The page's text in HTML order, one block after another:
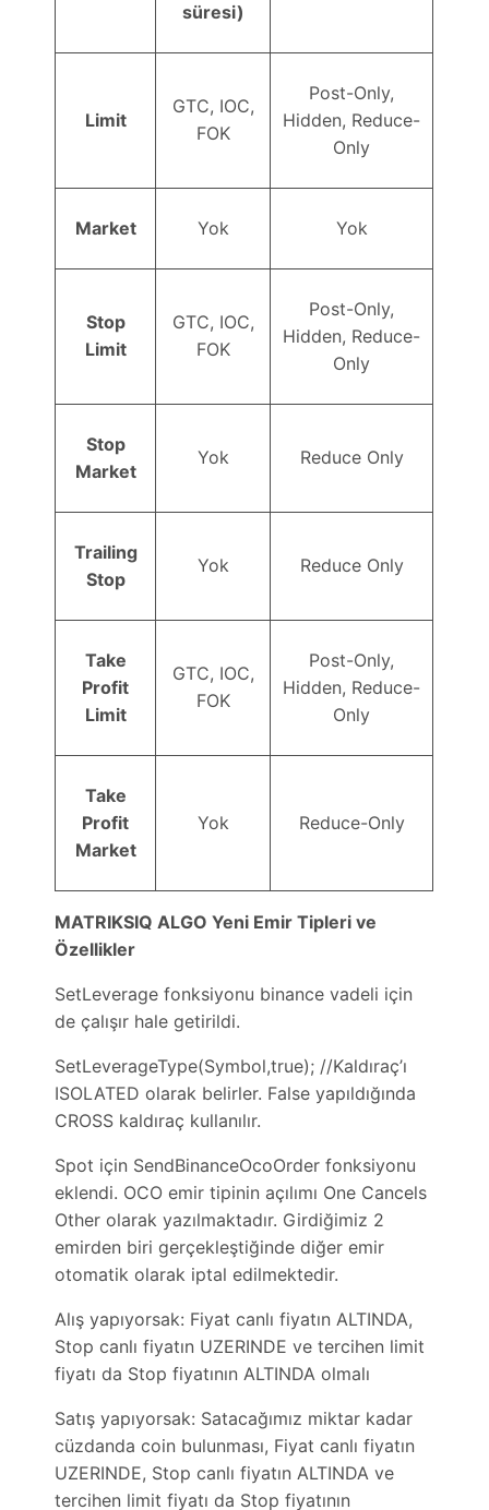
süresi)
Limit
GTC, IOC,
FOK
Post-Only,
Hidden, Reduce-
Only
Market Yok Yok
Stop
Limit
GTC, IOC,
FOK
Post-Only,
Hidden, Reduce-
Only
Stop
Market
Yok Reduce Only
Trailing
Stop
Yok Reduce Only
Take
Profit
Limit
GTC, IOC,
FOK
Post-Only,
Hidden, Reduce-
Only
Take
Profit
Market
Yok Reduce-Only
MATRIKSIQ ALGO Yeni Emir Tipleri ve
Özellikler
SetLeverage fonksiyonu binance vadeli için
de çalışır hale getirildi.
SetLeverageType(Symbol,true); //Kaldıraç’ı
ISOLATED olarak belirler. False yapıldığında
CROSS kaldıraç kullanılır.
Spot için SendBinanceOcoOrder fonksiyonu
eklendi. OCO emir tipinin açılımı One Cancels
Other olarak yazılmaktadır. Girdiğimiz 2
emirden biri gerçekleştiğinde diğer emir
otomatik olarak iptal edilmektedir.
Alış yapıyorsak: Fiyat canlı fiyatın ALTINDA,
Stop canlı fiyatın UZERINDE ve tercihen limit
fiyatı da Stop fiyatının ALTINDA olmalı
Satış yapıyorsak: Satacağımız miktar kadar
cüzdanda coin bulunması, Fiyat canlı fiyatın
UZERINDE, Stop canlı fiyatın ALTINDA ve
tercihen limit fiyatı da Stop fiyatının